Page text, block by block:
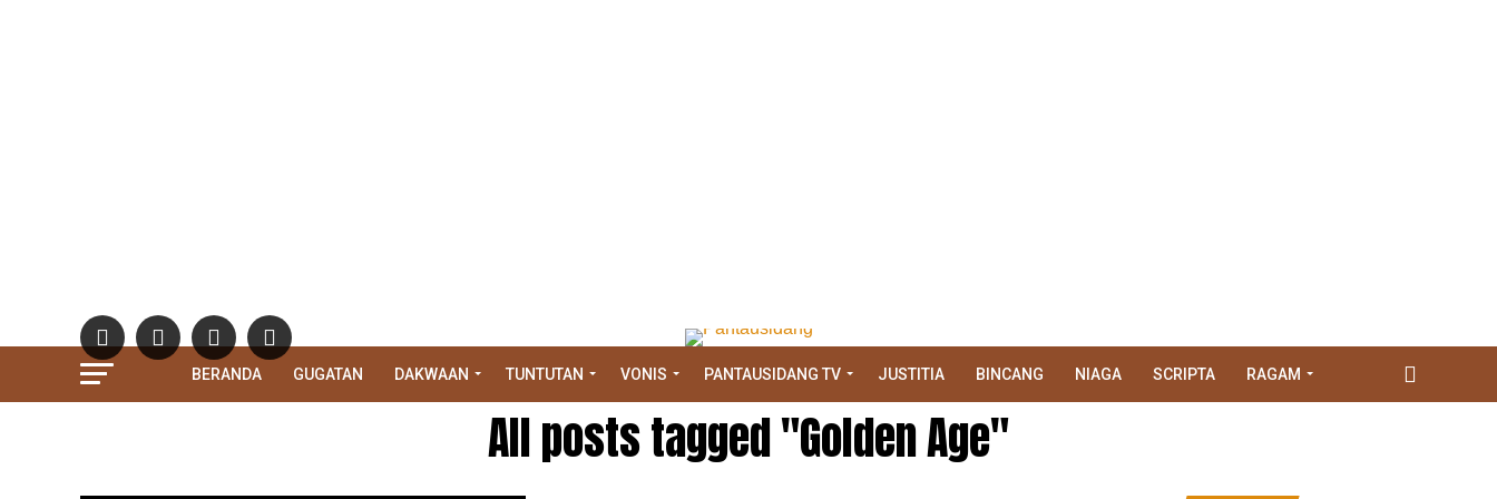
BERANDA GUGATAN DAKWAAN TUNTUTAN VONIS PANTAUSIDANG TV JUSTITIA BINCANG NIAGA SCRIPTA RAGAM
All posts tagged "Golden Age"